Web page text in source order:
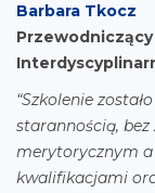
Barbara Tkocz
Przewodniczący
“Szkolenie
starannością,
merytorycznym a
kwalifikacjami